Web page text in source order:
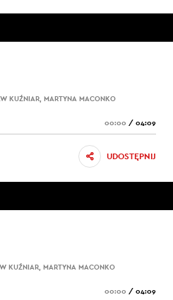
KUŹNIAR, MARTYNA MACONKO
00:00 / 04:09
UDOSTĘPNIJ
KUŹNIAR, MARTYNA MACONKO
00:00 / 04:09